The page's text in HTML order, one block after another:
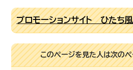
プロモーションサイト ひたち風
このページを見た人は次の